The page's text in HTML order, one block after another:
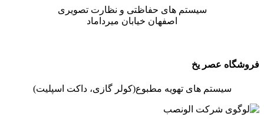
سیستم های حفاظتی و نظارت تصویری
اصفهان خیابان میرداماد
فروشگاه عصر یخ
سیستم های تهویه مطبوع(کولر گازی، داکت اسپلیت)